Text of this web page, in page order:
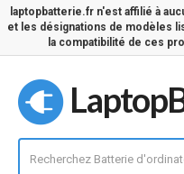
laptopbatterie.fr n'est affilié à
et les désignations de modèles
la compatibilité de ces